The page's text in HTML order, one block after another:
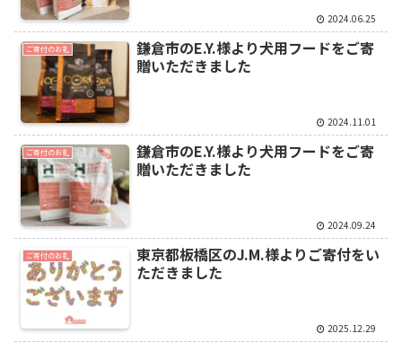
2024.06.25
ご寄付のお礼
鎌倉市のE.Y.様より犬用フードをご寄
贈いただきました
2024.11.01
ご寄付のお礼
鎌倉市のE.Y.様より犬用フードをご寄
贈いただきました
2024.09.24
ご寄付のお礼
東京都板橋区のJ.M.様よりご寄付をい
ただきました
2025.12.29